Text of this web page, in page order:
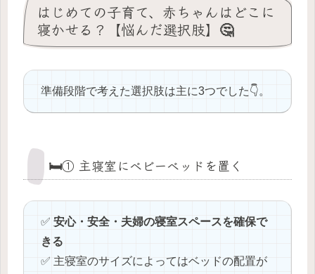
はじめての子育て、赤ちゃんはどこに
寝かせる？【悩んだ選択肢】🤔
準備段階で考えた選択肢は主に3つでした👇。
🛏️① 主寝室にベビーベッドを置く
✅ 安心・安全・夫婦の寝室スペースを確保で
きる
✅ 主寝室のサイズによってはベッドの配置が